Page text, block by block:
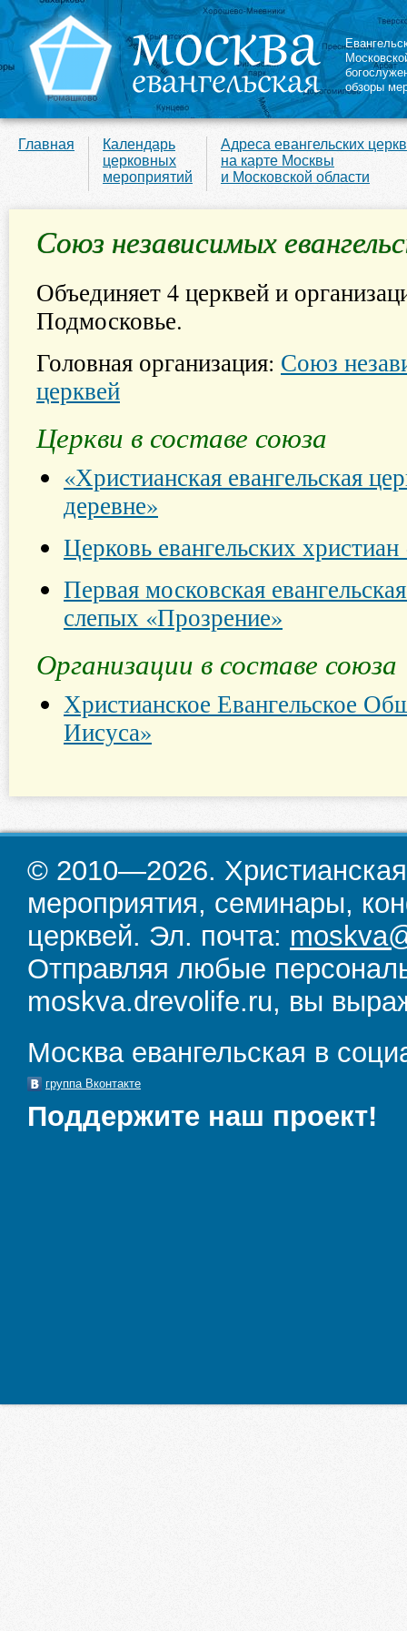
обзоры
Главная
Календарь
церковных
мероприятий
Адреса евангельских
на карте Москвы
и Московской области
Союз независимых
Объединяет 4 церквей и
Подмосковье.
Головная организация: Союз
церквей
Церкви в составе союза
«Христианская евангельская
деревне»
Церковь евангельских христиан
Первая московская
слепых «Прозрение»
Организации в составе союза
Христианское Евангельское
Иисуса»
© 2010—2026.
мероприятия, семинары,
церквей. Эл. почта:
Отправляя любые
moskva.drevolife.ru, вы
Москва евангельская в
группа Вконтакте
Поддержите наш проект!